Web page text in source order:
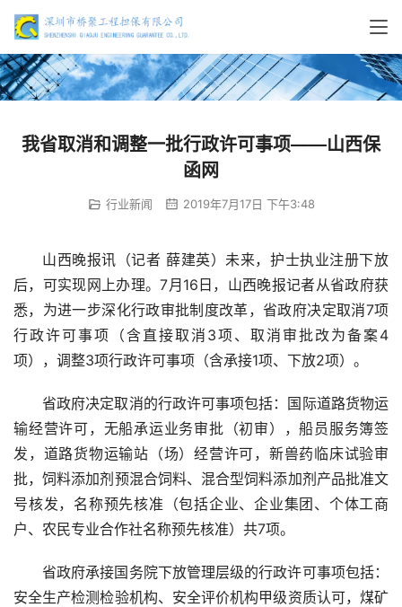
我省取消和调整一批行政许可事项——山西保
函网
行业新闻 2019年7月17日 下午3:48
山西晚报讯（记者 薛建英）未来，护士执业注册下放
后，可实现网上办理。7月16日，山西晚报记者从省政府获
悉，为进一步深化行政审批制度改革，省政府决定取消7项
行政许可事项（含直接取消3项、取消审批改为备案4
项），调整3项行政许可事项（含承接1项、下放2项）。
省政府决定取消的行政许可事项包括：国际道路货物运
输经营许可，无船承运业务审批（初审），船员服务簿签
发，道路货物运输站（场）经营许可，新兽药临床试验审
批，饲料添加剂预混合饲料、混合型饲料添加剂产品批准文
号核发，名称预先核准（包括企业、企业集团、个体工商
户、农民专业合作社名称预先核准）共7项。
省政府承接国务院下放管理层级的行政许可事项包括：
安全生产检测检验机构、安全评价机构甲级资质认可，煤矿